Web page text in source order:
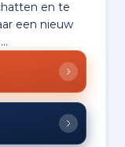
en te
een nieuw